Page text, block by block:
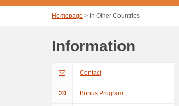
Homepage > In Other Countries
Information
Contact
Bonus Program